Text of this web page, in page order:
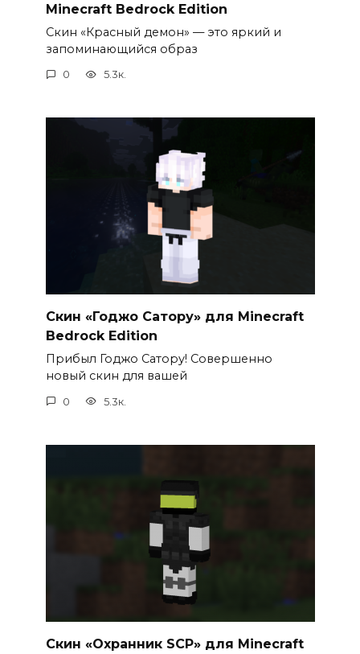
Minecraft Bedrock Edition
Скин «Красный демон» — это яркий и
запоминающийся образ
0 5.3к.
Скин «Годжо Сатору» для Minecraft
Bedrock Edition
Прибыл Годжо Сатору! Совершенно
новый скин для вашей
0 5.3к.
Скин «Охранник SCP» для Minecraft